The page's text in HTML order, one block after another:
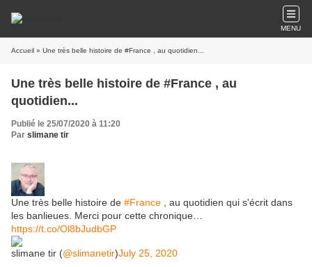
MENU
Accueil » Une très belle histoire de #France , au quotidien...
Une très belle histoire de #France , au
quotidien...
Publié le 25/07/2020 à 11:20
Par slimane tir
Une très belle histoire de #France , au quotidien qui s'écrit dans
les banlieues. Merci pour cette chronique…
https://t.co/Ol8bJudbGP
slimane tir (@slimanetir)July 25, 2020